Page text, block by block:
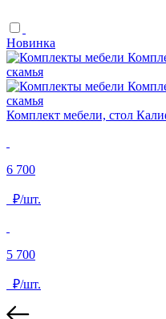
Новинка
Комплект мебели, стол
6 700
₽/шт.
5 700
₽/шт.